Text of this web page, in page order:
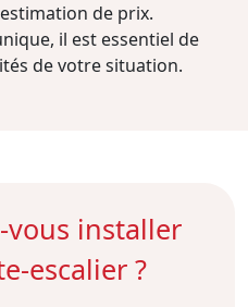
de prix.
il est essentiel de
de votre situation.
vous installer
escalier ?